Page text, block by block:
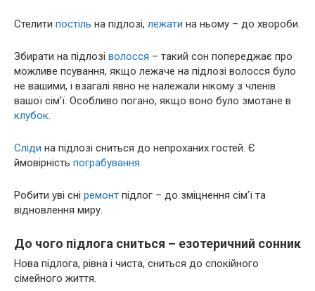
Стелити постіль на підлозі, лежати на ньому – до хвороби.
Збирати на підлозі волосся – такий сон попереджає про
можливе псування, якщо лежаче на підлозі волосся було
не вашими, і взагалі явно не належали нікому з членів
вашої сім’ї. Особливо погано, якщо воно було змотане в
клубок.
Сліди на підлозі сниться до непроханих гостей. Є
ймовірність пограбування.
Робити уві сні ремонт підлог – до зміцнення сім’ї та
відновлення миру.
До чого підлога сниться – езотеричний сонник
Нова підлога, рівна і чиста, сниться до спокійного
сімейного життя.